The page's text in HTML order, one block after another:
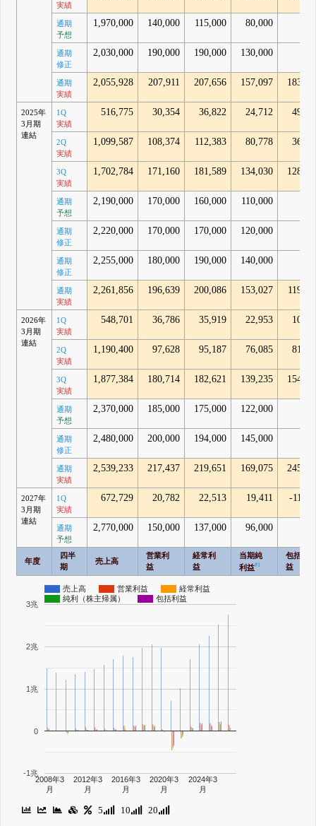
実績
通期
予想
1,970,000 140,000 115,000 80,000
通期
修正
2,030,000 190,000 190,000 130,000
通期
実績
2,055,928 207,911 207,656 157,097
2025年
3月期
連結
1Q
実績
516,775 30,354 36,822 24,712
2Q
実績
1,099,587 108,374 112,383 80,778
3Q
実績
1,702,784 171,160 181,589 134,030
通期
予想
2,190,000 170,000 160,000 110,000
通期
修正
2,220,000 170,000 170,000 120,000
通期
修正
2,255,000 180,000 190,000 140,000
通期
実績
2,261,856 196,639 200,086 153,027
2026年
3月期
連結
1Q
実績
548,701 36,786 35,919 22,953
2Q
実績
1,190,400 97,628 95,187 76,085
3Q
実績
1,877,384 180,714 182,621 139,235
通期
予想
2,370,000 185,000 175,000 122,000
通期
修正
2,480,000 200,000 194,000 145,000
通期
実績
2,539,233 217,437 219,651 169,075
2027年
3月期
連結
1Q
実績
672,729 20,782 22,513 19,411 -
通期
予想
2,770,000 150,000 137,000 96,000
年度
四半
期
売上高
営業利
益
経常利
益
当期純
利益#1
包括利
益
売上高 営業利益
経常利益
純利（株主帰属）
包括利益
2008年3
月
2012年3
月
2016年3
月
2020年3
月
2024年3
月
-1兆
0
1兆
2兆
3兆
5 10 20